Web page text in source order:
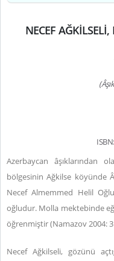
NECEF
Azerbaycan âşıklarından
bölgesinin Ağkilse köyünde
Necef Almemmed Helil
oğludur. Molla mektebinde
öğrenmiştir (Namazov 2004:
Necef Ağkilseli, gözünü